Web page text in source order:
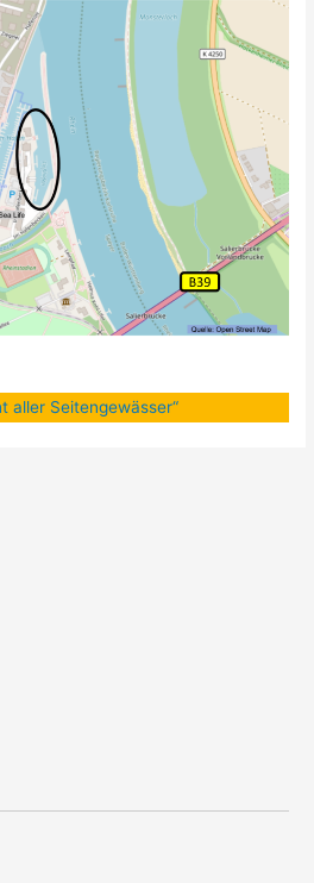
aller Seitengewässer“